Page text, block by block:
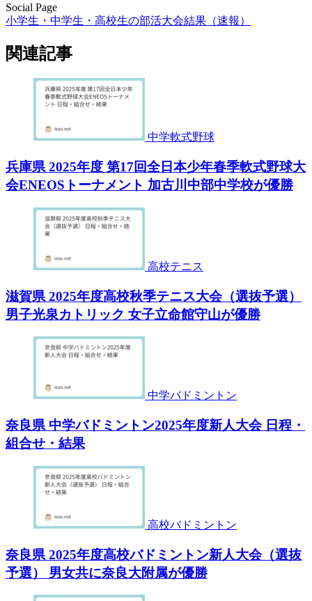
Social Page
小学生・中学生・高校生の部活大会結果（速報）
関連記事
中学軟式野球
兵庫県 2025年度 第17回全日本少年春季軟式野球大
会ENEOSトーナメント 加古川中部中学校が優勝
高校テニス
滋賀県 2025年度高校秋季テニス大会（選抜予選）
男子光泉カトリック 女子立命館守山が優勝
中学バドミントン
奈良県 中学バドミントン2025年度新人大会 日程・
組合せ・結果
高校バドミントン
奈良県 2025年度高校バドミントン新人大会（選抜
予選） 男女共に奈良大附属が優勝